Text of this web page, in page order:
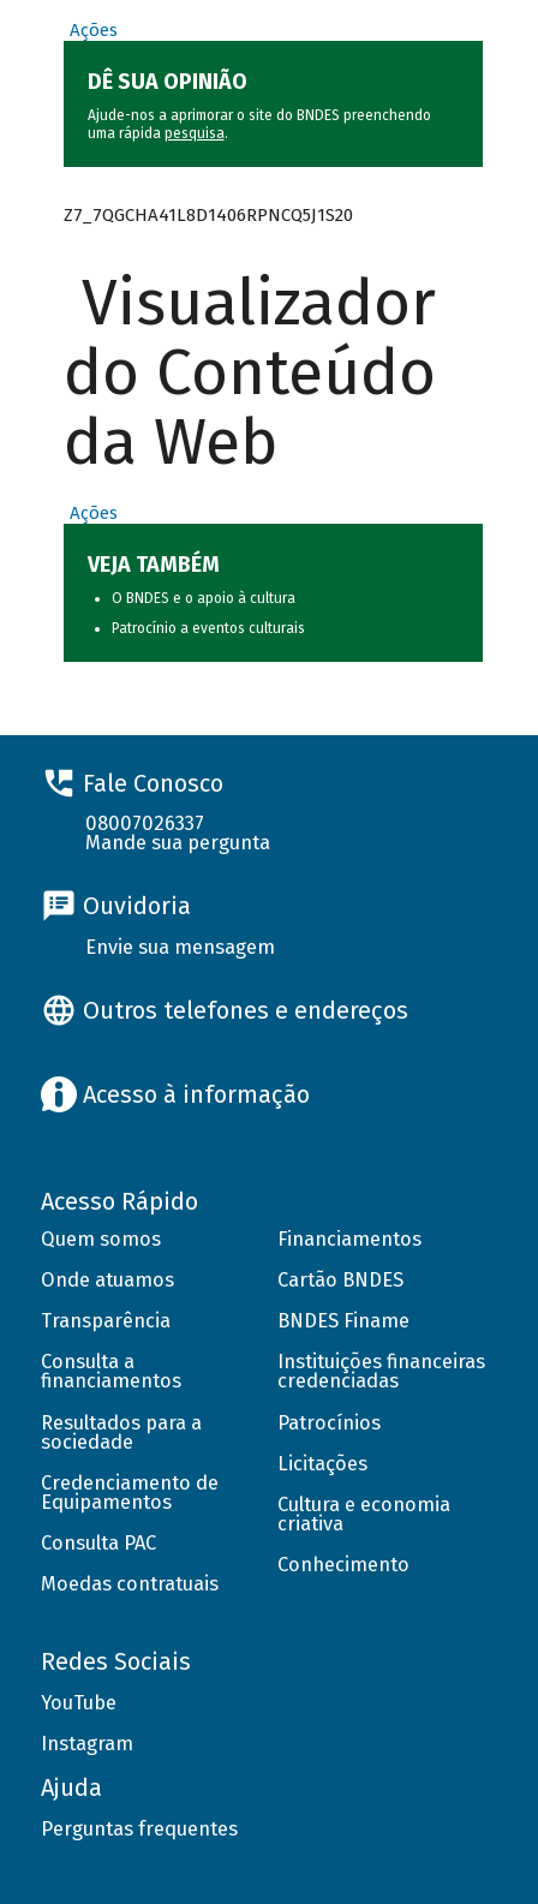
Ações
DÊ SUA OPINIÃO
Ajude-nos a aprimorar o site do BNDES preenchendo
uma rápida pesquisa.
Z7_7QGCHA41L8D1406RPNCQ5J1S20
Visualizador
do Conteúdo
da Web
Ações
VEJA TAMBÉM
O BNDES e o apoio à cultura
Patrocínio a eventos culturais
Fale Conosco
08007026337
Mande sua pergunta
Ouvidoria
Envie sua mensagem
Outros telefones e endereços
Acesso à informação
Acesso Rápido
Quem somos
Onde atuamos
Transparência
Consulta a
financiamentos
Resultados para a
sociedade
Credenciamento de
Equipamentos
Consulta PAC
Moedas contratuais
Financiamentos
Cartão BNDES
BNDES Finame
Instituições financeiras
credenciadas
Patrocínios
Licitações
Cultura e economia
criativa
Conhecimento
Redes Sociais
YouTube
Instagram
Ajuda
Perguntas frequentes